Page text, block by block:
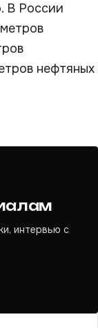
В России
нефтяных
интервью с